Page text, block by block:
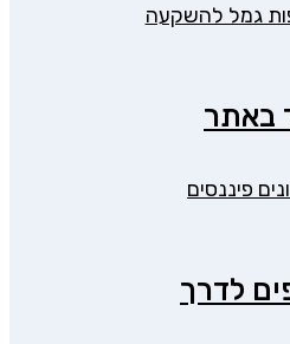
גמל להשקעה
באתר
פיננסים
לדרך